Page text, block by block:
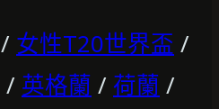
/ 女性T20世界盃 /
/ 英格蘭 / 荷蘭 /